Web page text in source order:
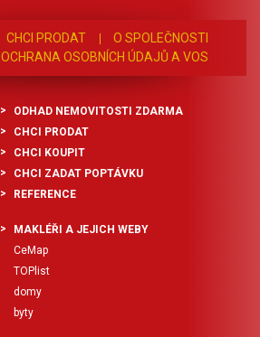
CHCI PRODAT
O SPOLEČNOSTI
OCHRANA OSOBNÍCH ÚDAJŮ A VOS
ODHAD NEMOVITOSTI ZDARMA
CHCI PRODAT
CHCI KOUPIT
CHCI ZADAT POPTÁVKU
REFERENCE
MAKLÉŘI A JEJICH WEBY
CeMap
TOPlist
domy
byty